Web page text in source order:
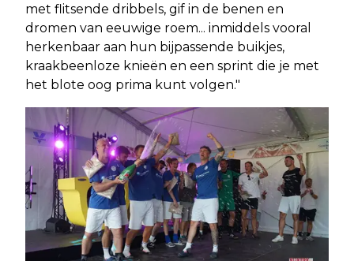
met flitsende dribbels, gif in de benen en
dromen van eeuwige roem... inmiddels vooral
herkenbaar aan hun bijpassende buikjes,
kraakbeenloze knieën en een sprint die je met
het blote oog prima kunt volgen."